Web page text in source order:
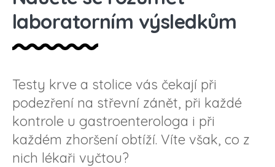
laboratorním výsledkům
Testy krve a stolice vás čekají při
podezření na střevní zánět, při každé
kontrole u gastroenterologa i při
každém zhoršení obtíží. Víte však, co z
nich lékaři vyčtou?